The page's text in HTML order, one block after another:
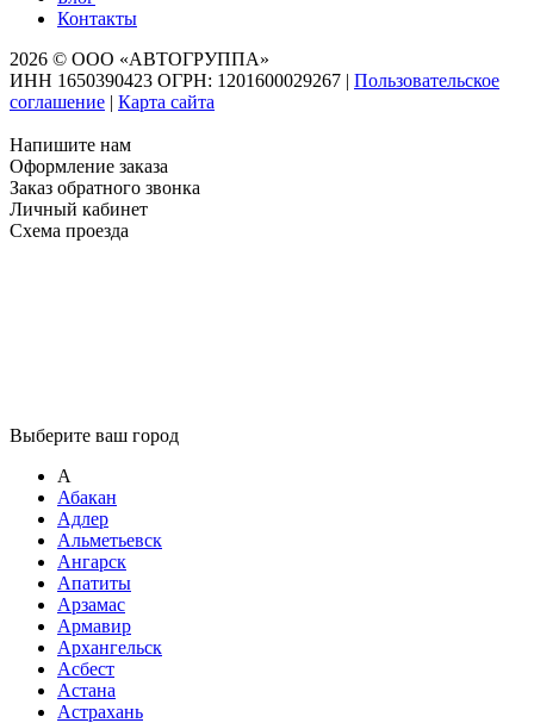
Контакты
2026 © ООО «АВТОГРУППА»
ИНН 1650390423 ОГРН: 1201600029267 | Пользовательское
соглашение | Карта сайта
Напишите нам
Оформление заказа
Заказ обратного звонка
Личный кабинет
Схема проезда
Выберите ваш город
А
Абакан
Адлер
Альметьевск
Ангарск
Апатиты
Арзамас
Армавир
Архангельск
Асбест
Астана
Астрахань